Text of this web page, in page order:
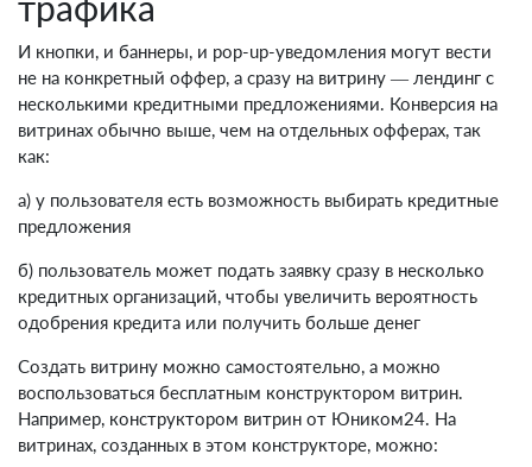
И кнопки, и баннеры, и pop-up-уведомления могут вести
не на конкретный оффер, а сразу на витрину — лендинг с
несколькими кредитными предложениями. Конверсия на
витринах обычно выше, чем на отдельных офферах, так
как:
а) у пользователя есть возможность выбирать кредитные
предложения
б) пользователь может подать заявку сразу в несколько
кредитных организаций, чтобы увеличить вероятность
одобрения кредита или получить больше денег
Создать витрину можно самостоятельно, а можно
воспользоваться бесплатным конструктором витрин.
Например, конструктором витрин от Юником24. На
витринах, созданных в этом конструкторе, можно: